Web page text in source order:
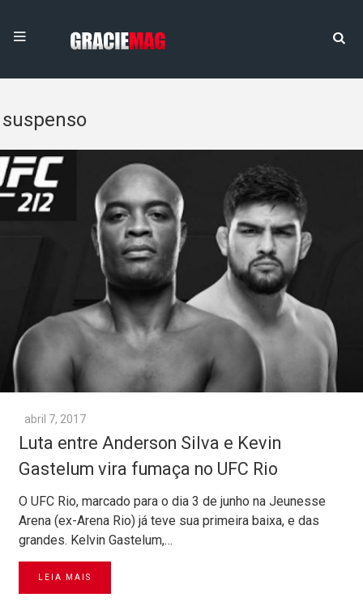
suspenso
abril 7, 2017
Luta entre Anderson Silva e Kevin
Gastelum vira fumaça no UFC Rio
O UFC Rio, marcado para o dia 3 de junho na Jeunesse
Arena (ex-Arena Rio) já teve sua primeira baixa, e das
grandes. Kelvin Gastelum,…
LEIA MAIS